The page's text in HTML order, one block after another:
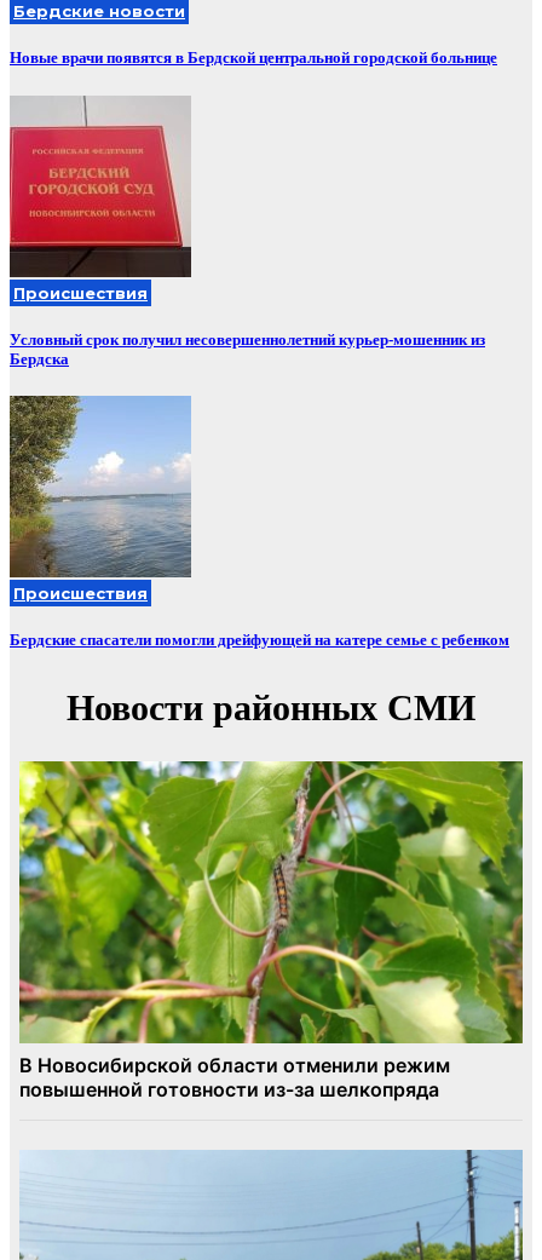
Бердские новости
Новые врачи появятся в Бердской центральной городской больнице
Происшествия
Условный срок получил несовершеннолетний курьер-мошенник из
Бердска
Происшествия
Бердские спасатели помогли дрейфующей на катере семье с ребенком